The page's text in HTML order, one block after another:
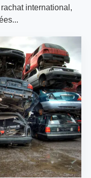
international,